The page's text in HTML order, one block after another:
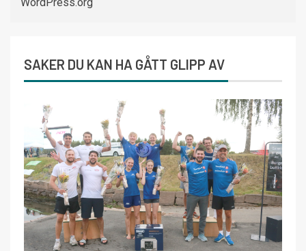
SAKER DU KAN HA GÅTT GLIPP AV